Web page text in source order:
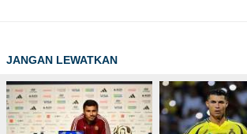
JANGAN LEWATKAN